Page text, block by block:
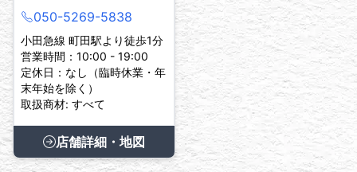
050-5269-5838
小田急線 町田駅より徒歩1分
営業時間：10:00 - 19:00
定休日：なし（臨時休業・年
末年始を除く）
取扱商材: すべて
店舗詳細・地図